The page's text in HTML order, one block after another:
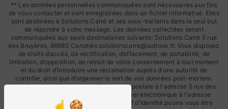
** Les données personnelles communiquées sont nécessaires aux fins
de vous contacter et sont enregistrées dans un fichier informatisé. Elles
sont destinées à Solutions Carré et ses sous-traitants dans le seul but
de répondre à votre message. Les données collectées seront
communiquées aux seuls destinataires suivants: Solutions Carré 5 rue
des Bruyères, 66680 Canohès solutionscarre@outlook.fr. Vous disposez
de droits d’accès, de rectification, d’effacement, de portabilité, de
limitation, d’opposition, de retrait de votre consentement à tout moment
et du droit d’introduire une réclamation auprès d’une autorité de
contrôle, ainsi que d’organiser le sort de vos données post-mortem.
Vous pouvez exercer ces droits par voie postale à l'adresse 5 rue des
Bruyères, 66680 Canohès ou par courrier électronique à l'adresse
solutionscarre@outlook.fr. Un justificatif d'identité pourra vous être